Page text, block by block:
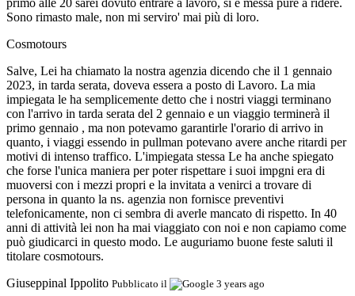
Sono rimasto male, non mi serviro' mai più di loro.
Cosmotours
Salve, Lei ha chiamato la nostra agenzia dicendo che il 1 gennaio
2023, in tarda serata, doveva essera a posto di Lavoro. La mia
impiegata le ha semplicemente detto che i nostri viaggi terminano
con l'arrivo in tarda serata del 2 gennaio e un viaggio terminerà il
primo gennaio , ma non potevamo garantirle l'orario di arrivo in
quanto, i viaggi essendo in pullman potevano avere anche ritardi per
motivi di intenso traffico. L'impiegata stessa Le ha anche spiegato
che forse l'unica maniera per poter rispettare i suoi impgni era di
muoversi con i mezzi propri e la invitata a venirci a trovare di
persona in quanto la ns. agenzia non fornisce preventivi
telefonicamente, non ci sembra di averle mancato di rispetto. In 40
anni di attività lei non ha mai viaggiato con noi e non capiamo come
può giudicarci in questo modo. Le auguriamo buone feste saluti il
titolare cosmotours.
Giuseppinal Ippolito Pubblicato il 3 years ago